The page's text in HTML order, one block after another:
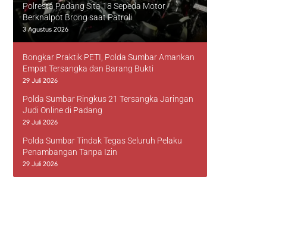
Polresta Padang Sita 18 Sepeda Motor
Berknalpot Brong saat Patroli
3 Agustus 2026
Bongkar Praktik PETI, Polda Sumbar Amankan
Empat Tersangka dan Barang Bukti
29 Juli 2026
Polda Sumbar Ringkus 21 Tersangka Jaringan
Judi Online di Padang
29 Juli 2026
Polda Sumbar Tindak Tegas Seluruh Pelaku
Penambangan Tanpa Izin
29 Juli 2026